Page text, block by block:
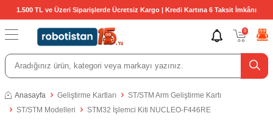
1.500 TL ve Üzeri Siparişlerde Ücretsiz Kargo | Kredi Kartına 6 Taksit İmkânı
0
Anasayfa Geliştirme Kartları
ST/STM Arm Geliştirme Kartı
ST/STM Modelleri
STM32 İşlemci Kiti NUCLEO-F446RE